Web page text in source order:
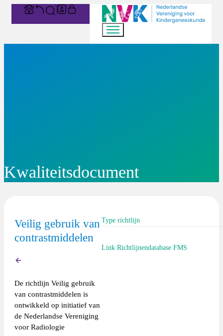
Kwaliteitsdocument
Veilig gebruik van
contrastmiddelen
De richtlijn Veilig gebruik
van contrastmiddelen is
ontwikkeld op initiatief van
de Nederlandse Vereniging
voor Radiologie
Type richtlijn
Richtlijn (extern)
Link Richtlijnendatabase FMS